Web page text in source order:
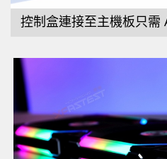
控制盒連接至主機板只需